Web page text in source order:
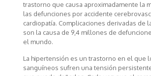
trastorno que causa aproximadamente la
las defunciones por accidente
cardiopatía. Complicaciones derivadas de
son la causa de 9,4 millones de
el mundo.
La hipertensión es un trastorno en el que
sanguíneos sufren una tensión